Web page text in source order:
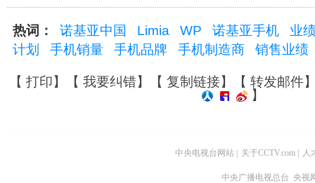
热词： 诺基亚中国 Limia WP 诺基亚手机
业
计划
手机销量 手机品牌 手机制造商 销售业绩
【 打印】【 我要纠错】【 复制链接】【 转发邮件
】
中央电视台网站 关于CCTV.com 人
中央广播电视总台 央视